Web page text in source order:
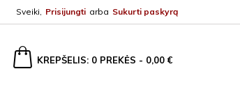
Sveiki, Prisijungti arba Sukurti paskyrą
KREPŠELIS 0 PREKĖS - 0,00 €